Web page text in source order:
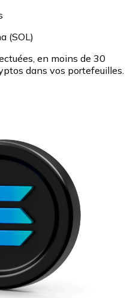
(SOL)
en moins de 30
dans vos portefeuilles.